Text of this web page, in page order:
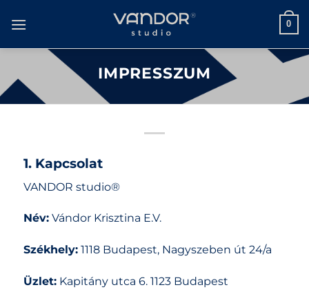
0
IMPRESSZUM
1. Kapcsolat
VANDOR studio®
Név:Vándor Krisztina E.V.
Székhely:1118 Budapest, Nagyszeben út 24/a
Üzlet:Kapitány utca 6. 1123 Budapest